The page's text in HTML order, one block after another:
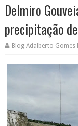
Delmiro
precipitação
Blog Adalberto Gomes